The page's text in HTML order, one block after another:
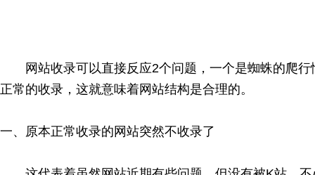
网站收录可以直接反应2个问题，一个是蜘蛛的爬行
正常的收录，这就意味着网站结构是合理的。
一、原本正常收录的网站突然不收录了